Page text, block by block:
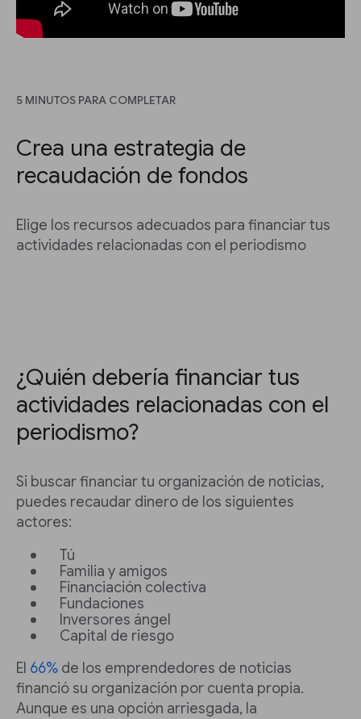
5 MINUTOS PARA COMPLETAR
Crea una estrategia de
recaudación de fondos
Elige los recursos adecuados para financiar tus
actividades relacionadas con el periodismo
¿Quién debería financiar tus
actividades relacionadas con el
periodismo?
Si buscar financiar tu organización de noticias,
puedes recaudar dinero de los siguientes
actores:
Tú
Familia y amigos
Financiación colectiva
Fundaciones
Inversores ángel
Capital de riesgo
El 66% de los emprendedores de noticias
financió su organización por cuenta propia.
Aunque es una opción arriesgada, la